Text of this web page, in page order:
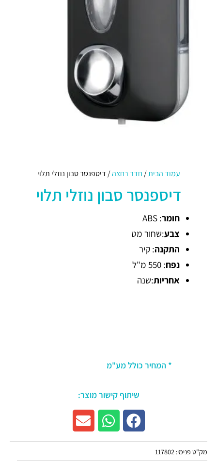
עמוד הבית/ חדר רחצה/ דיספנסר סבון נוזלי תלוי
דיספנסר סבון נוזלי תלוי
חומר: ABS
צבע:שחור מט
התקנה: קיר
נפח: 550 מ"ל
אחריות:שנה
* המחיר כולל מע"מ
שיתוף קישור מוצר:
מק"ט פנימי: 117802